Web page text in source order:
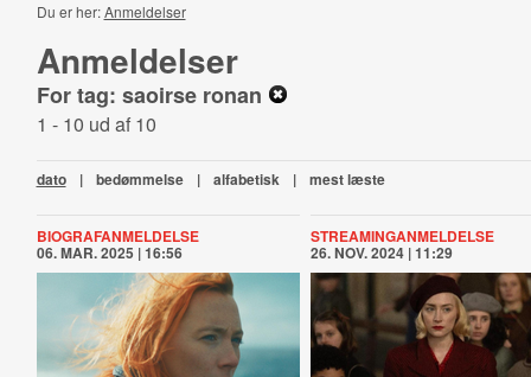
Du er her:Anmeldelser
Anmeldelser
For tag: saoirse ronan
1 - 10 ud af 10
dato | bedømmelse | alfabetisk | mest læste
BIOGRAFANMELDELSE
06. MAR. 2025 | 16:56
STREAMINGANMELDELSE
26. NOV. 2024 | 11:29